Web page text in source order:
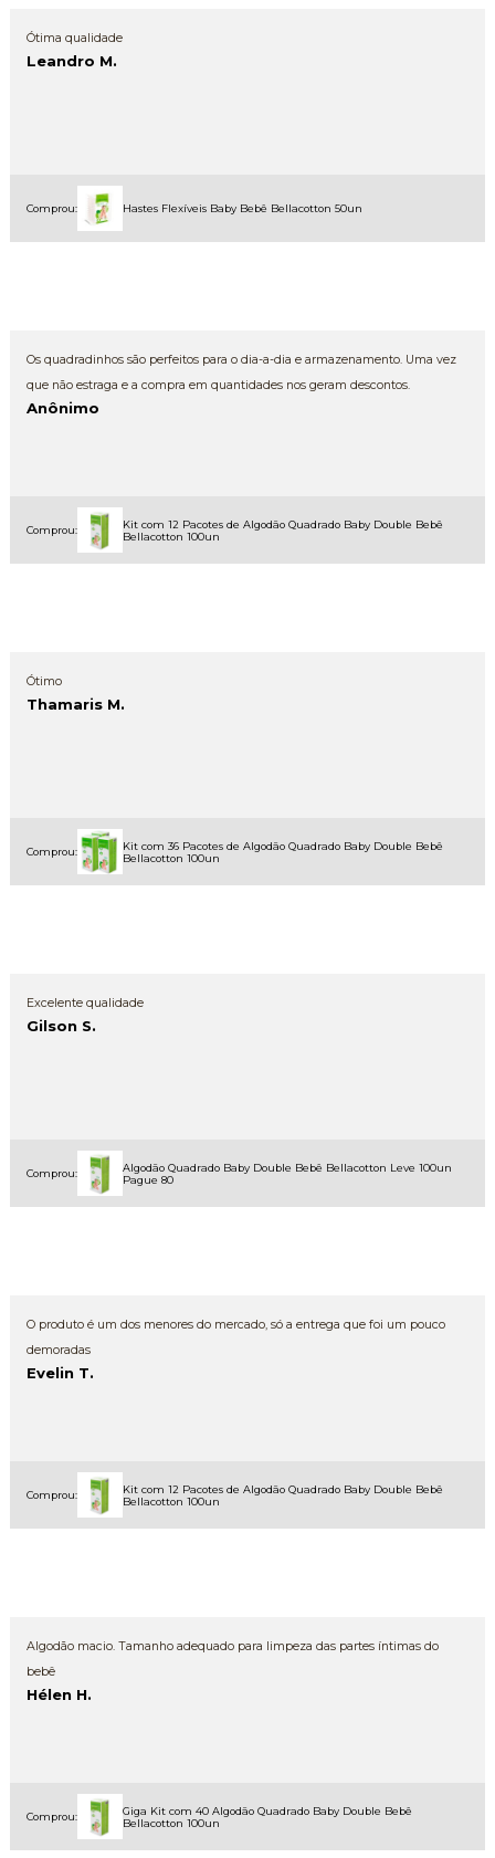
Ótima qualidade
Leandro M.
Comprou: Hastes Flexíveis Baby Bebê Bellacotton 50un
Os quadradinhos são perfeitos para o dia-a-dia e armazenamento. Uma vez
que não estraga e a compra em quantidades nos geram descontos.
Anônimo
Comprou:
Kit com 12 Pacotes de Algodão Quadrado Baby Double Bebê
Bellacotton 100un
Ótimo
Thamaris M.
Comprou:
Kit com 36 Pacotes de Algodão Quadrado Baby Double Bebê
Bellacotton 100un
Excelente qualidade
Gilson S.
Comprou:
Algodão Quadrado Baby Double Bebê Bellacotton Leve 100un
Pague 80
O produto é um dos menores do mercado, só a entrega que foi um pouco
demoradas
Evelin T.
Comprou:
Kit com 12 Pacotes de Algodão Quadrado Baby Double Bebê
Bellacotton 100un
Algodão macio. Tamanho adequado para limpeza das partes íntimas do
bebê
Hélen H.
Comprou:
Giga Kit com 40 Algodão Quadrado Baby Double Bebê
Bellacotton 100un